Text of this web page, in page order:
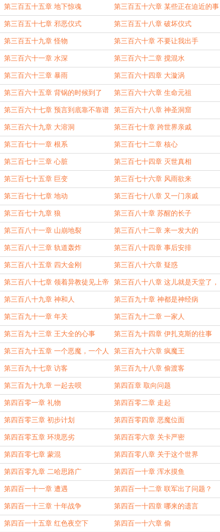
第三百五十五章 地下惊魂 第三百五十六章 某些正在迫近的事
情
第三百五十七章 邪恶仪式 第三百五十八章 破坏仪式
第三百五十九章 怪物 第三百六十章 不要让我出手
第三百六十一章 水深 第三百六十二章 搅混水
第三百六十三章 暴雨 第三百六十四章 大漩涡
第三百六十五章 背锅的时候到了 第三百六十六章 生命元祖
第三百六十七章 预言到底靠不靠谱 第三百六十八章 神圣洞窟
第三百六十九章 大溶洞 第三百七十章 跨世界亲戚
第三百七十一章 根系 第三百七十二章 核心
第三百七十三章 心脏 第三百七十四章 灭世真相
第三百七十五章 巨变 第三百七十六章 风雨欲来
第三百七十七章 地动 第三百七十八章 又一门亲戚
第三百七十九章 狼 第三百八十章 苏醒的长子
第三百八十一章 山崩地裂 第三百八十二章 来一发大的
第三百八十三章 轨道轰炸 第三百八十四章 事后安排
第三百八十五章 四大金刚 第三百八十六章 疑惑
第三百八十七章 领着异教徒见上帝 第三百八十八章 这儿就是天堂了，
别客气随便坐
第三百八十九章 神和人 第三百九十章 神都是神经病
第三百九十一章 年关 第三百九十二章 一家人
第三百九十三章 王大全的心事 第三百九十四章 伊扎克斯的往事
第三百九十五章 一个恶魔，一个人
类
第三百九十六章 疯魔王
第三百九十七章 访客 第三百九十八章 偷渡客
第三百九十九章 一起去呗 第四百章 取向问题
第四百零一章 礼物 第四百零二章 走起
第四百零三章 初步计划 第四百零四章 恶魔位面
第四百零五章 环境恶劣 第四百零六章 关卡严密
第四百零七章 蒙混 第四百零八章 关于这个世界
第四百零九章 二哈思路广 第四百一十章 浑水摸鱼
第四百一十一章 遭遇 第四百一十二章 联军出了问题？
第四百一十三章 十年战争 第四百一十四章 哪来的遗言
第四百一十五章 红色夜空下 第四百一十六章 偷